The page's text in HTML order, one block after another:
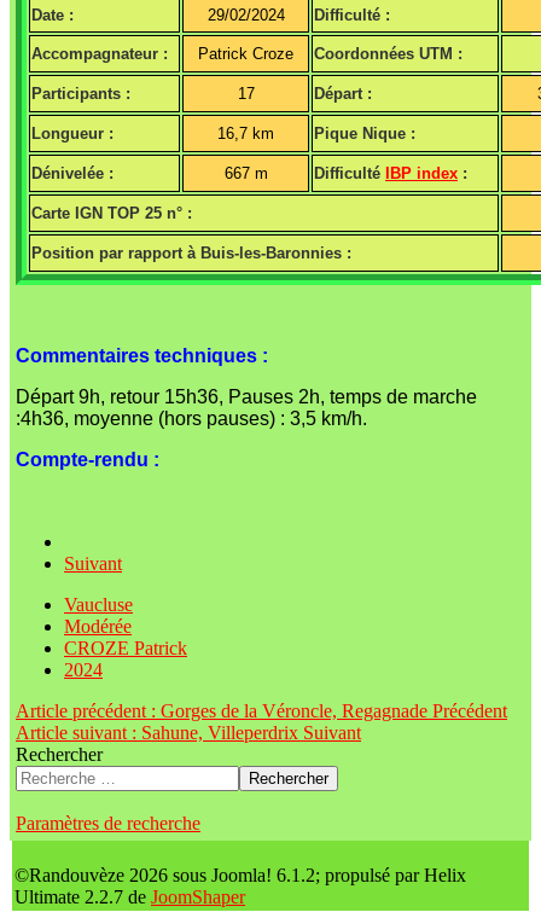
Date : 29/02/2024 Difficulté :
Accompagnateur : Patrick Croze Coordonnées UTM :
Participants : 17 Départ :
Longueur : 16,7 km Pique Nique :
Dénivelée : 667 m Difficulté IBP index :
Carte IGN TOP 25 n° :
Position par rapport à Buis-les-Baronnies :
Commentaires techniques :
Départ 9h, retour 15h36, Pauses 2h, temps de marche
:4h36, moyenne (hors pauses) : 3,5 km/h.
Compte-rendu :
Suivant
Vaucluse
Modérée
CROZE Patrick
2024
Article précédent : Gorges de la Véroncle, Regagnade Précédent
Article suivant : Sahune, Villeperdrix Suivant
Rechercher
Rechercher
Paramètres de recherche
©Randouvèze 2026 sous Joomla! 6.1.2; propulsé par Helix
Ultimate 2.2.7 de JoomShaper